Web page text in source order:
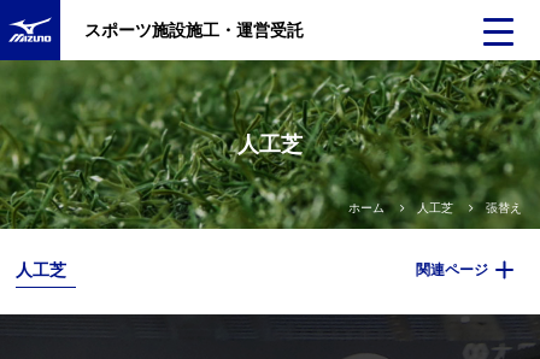
スポーツ施設施工・運営受託
人工芝
ホーム 人工芝 張替え
人工芝 関連ページ